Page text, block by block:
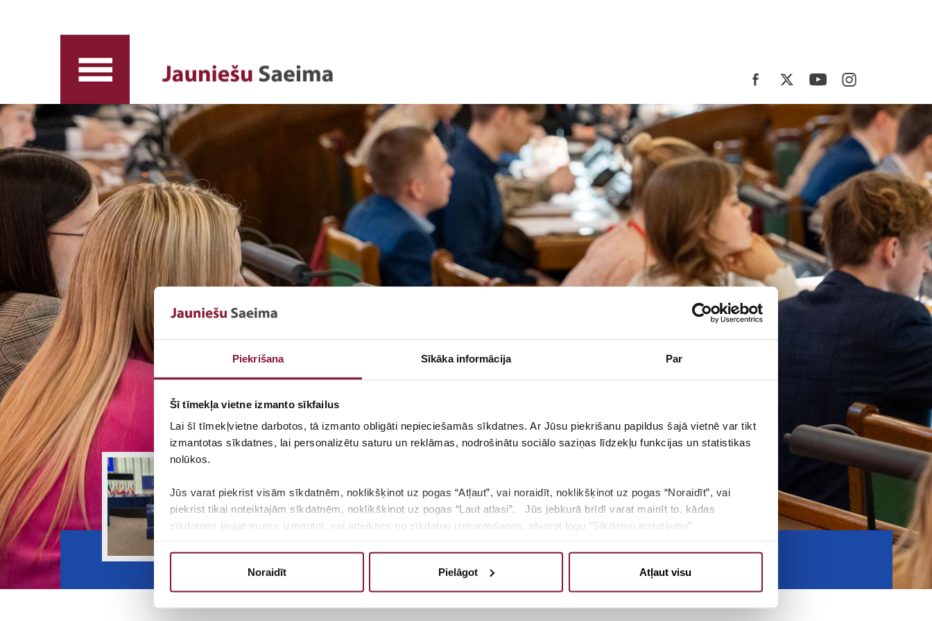
Piekrišana Sīkāka informācija Par
Šī tīmekļa vietne izmanto sīkfailus
Lai šī tīmekļvietne darbotos, tā izmanto obligāti nepieciešamās sīkdatnes. Ar Jūsu piekrišanu papildus šajā vietnē var tikt
izmantotas sīkdatnes, lai personalizētu saturu un reklāmas, nodrošinātu sociālo saziņas līdzekļu funkcijas un statistikas
nolūkos.
Jūs varat piekrist visām sīkdatnēm, noklikšķinot uz pogas “Atļaut”, vai noraidīt, noklikšķinot uz pogas “Noraidīt”, vai
piekrist tikai noteiktajām sīkdatnēm, noklikšķinot uz pogas “Ļaut atlasi”. Jūs jebkurā brīdī varat mainīt to, kādas
sīkdatnes ļaujat mums izmantot, vai atteikties no sīkdatņu izmantošanas, atverot logu “Sīkdatņu iestatījumi”
Noraidīt
Pielāgot Atļaut visu
Korekcijas datorikas mācību modulī.
170
BALSIS